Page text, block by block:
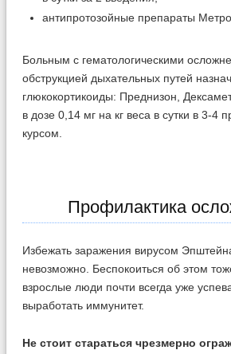
антипротозойные препараты
Больным с гематологическими
обструкцией дыхательных путей
глюкокортикоиды: Преднизон,
в дозе 0,14 мг на кг веса в сутки в 3-4
курсом.
Профилактика
Избежать заражения вирусом
невозможно. Беспокоиться об этом
взрослые люди почти всегда уже
выработать иммунитет.
Не стоит стараться чрезмерно